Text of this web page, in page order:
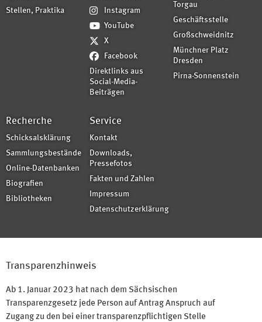
Stellen, Praktika
Instagram
YouTube
X
Facebook
Direktlinks aus
Social-Media-
Beiträgen
Torgau
Geschäftsstelle
Großschweidnitz
Münchner Platz
Dresden
Pirna-Sonnenstein
Recherche
Schicksalsklärung
Sammlungsbestände
Online-Datenbanken
Biografien
Bibliotheken
Service
Kontakt
Downloads,
Pressefotos
Fakten und Zahlen
Impressum
Datenschutzerklärung
Transparenzhinweis
Ab 1. Januar 2023 hat nach dem Sächsischen
Transparenzgesetz jede Person auf Antrag Anspruch auf
Zugang zu den bei einer transparenzpflichtigen Stelle